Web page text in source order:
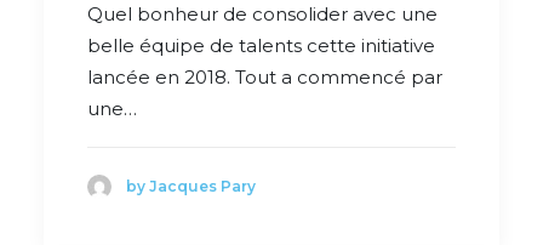
Quel bonheur de consolider avec une
belle équipe de talents cette initiative
lancée en 2018. Tout a commencé par
une…
by Jacques Pary